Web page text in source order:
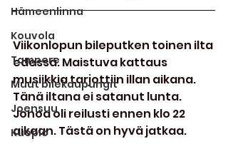
Hämeenlinna
Kouvola
Tampere
Muut bilekaupungit
Joensuu
Kuopio
Viikonlopun bileputken toinen ilta
edessä. Maistuva kattaus
musiikkia tarjottiin illan aikana.
Tänä iltana ei satanut lunta.
Jonoa oli reilusti ennen klo 22
aikaan. Tästä on hyvä jatkaa.